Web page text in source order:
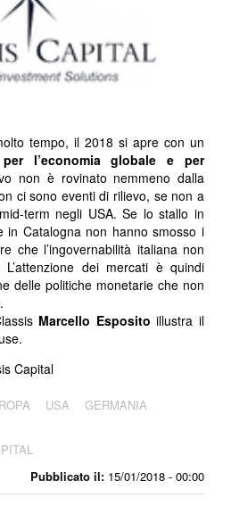
Pubblicato il: 15/01/2018 - 00:00
tempo, il 2018 si apre con un
l’economia globale e per
non è rovinato nemmeno dalla
ci sono eventi di rilievo, se non a
term negli USA. Se lo stallo in
in Catalogna non hanno smosso i
che l’ingovernabilità italiana non
dei mercati è quindi
delle politiche monetarie che non
Marcello Esposito illustra il
Capital
USA
GERMANIA